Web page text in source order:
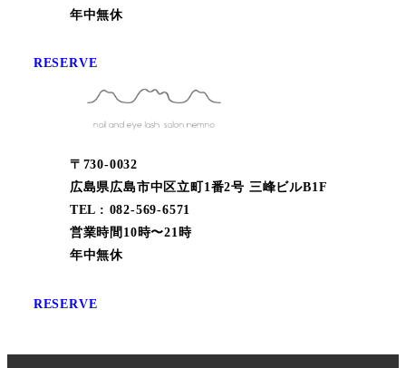
年中無休
RESERVE
〒730-0032
広島県広島市中区立町1番2号 三峰ビルB1F
TEL : 082-569-6571
営業時間10時〜21時
年中無休
RESERVE